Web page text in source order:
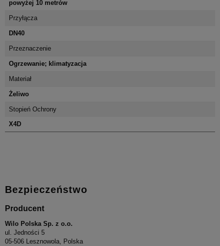
powyżej 10 metrów
Przyłącza
DN40
Przeznaczenie
Ogrzewanie; klimatyzacja
Materiał
Żeliwo
Stopień Ochrony
X4D
Bezpieczeństwo
Producent
Wilo Polska Sp. z o.o.
ul. Jedności 5
05-506 Lesznowola, Polska